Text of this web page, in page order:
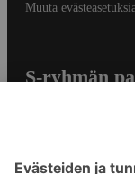
Muuta
S-ryhmän
Yhteishyvä Ruoka -